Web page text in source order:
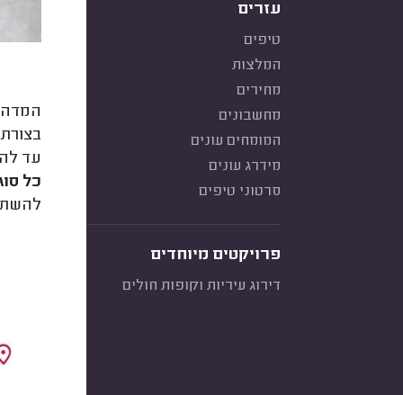
עזרים
טיפים
המלצות
מחירים
מחשבונים
המומחים עונים
מידרג עונים
סרטוני טיפים
פרויקטים מיוחדים
דירוג עיריות וקופות חולים
המדה
עד
כל